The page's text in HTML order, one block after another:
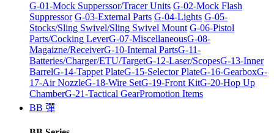
G-01-Mock Supperssor/Tracer Units G-02-Mock Flash
Suppressor G-03-External Parts G-04-Lights G-05-
Stocks/Sling Swivel/Sling Swivel Mount G-06-Pistol
Parts/Cocking LeverG-07-MiscellaneousG-08-
Magaizne/ReceiverG-10-Internal PartsG-11-
Batteries/Charger/ETU/TargetG-12-Laser/ScopesG-13-Inner
BarrelG-14-Tappet PlateG-15-Selector PlateG-16-GearboxG-
17-Air NozzleG-18-Wire SetG-19-Front KitG-20-Hop Up
ChamberG-21-Tactical GearPromotion Items
BB 彈